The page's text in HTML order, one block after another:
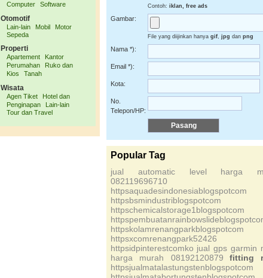
Computer
Software
Otomotif
Lain-lain Mobil
Motor
Sepeda
Properti
Apartement
Kantor
Perumahan
Ruko dan
Kios
Tanah
Wisata
Agen Tiket
Hotel dan
Penginapan
Lain-lain
Tour dan Travel
Contoh: iklan, free ads
Gambar:
File yang diijinkan hanya gif, jpg dan png
Nama *):
Email *):
Kota:
No.
Telepon/HP:
Popular Tag
jual automatic level harga
082119696710
httpsaquadesindonesiablogspotcom
httpsbsmindustriblogspotcom
httpschemicalstorage1blogspotcom
httpskolamrenangparkblogspotcom
httpsxcomrenangpark52426
httpsidpinterestcomko jual gps garmin
harga murah 08192120879
fitting
httpsjualmatalastungstenblogspotcom